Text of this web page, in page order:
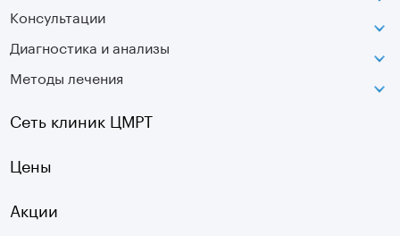
Петроградская
Лаборатория движения
Московская
Озерки
Садовая
Старая Деревня
Консультации
Диагностика и анализы
МРТ
Оптическая топография
УЗДГ
Методы лечения
Сеть клиник ЦМРТ
Цены
Акции